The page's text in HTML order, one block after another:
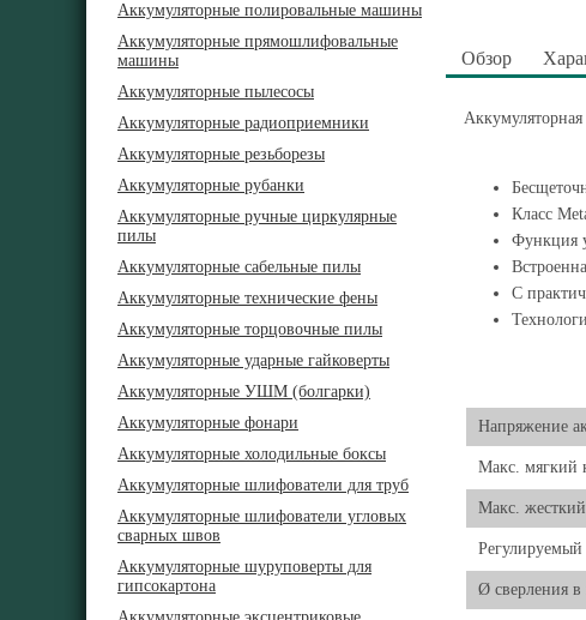
Аккумуляторные полировальные машины
Аккумуляторные прямошлифовальные
машины
Аккумуляторные пылесосы
Аккумуляторные радиоприемники
Аккумуляторные резьборезы
Аккумуляторные рубанки
Аккумуляторные ручные циркулярные
пилы
Аккумуляторные сабельные пилы
Аккумуляторные технические фены
Аккумуляторные торцовочные пилы
Аккумуляторные ударные гайковерты
Аккумуляторные УШМ (болгарки)
Аккумуляторные фонари
Аккумуляторные холодильные боксы
Аккумуляторные шлифователи для труб
Аккумуляторные шлифователи угловых
сварных швов
Аккумуляторные шуруповерты для
гипсокартона
Обзор
Класс
Функция
С
Напряжение
Макс. мягкий
Макс.
Ø сверления